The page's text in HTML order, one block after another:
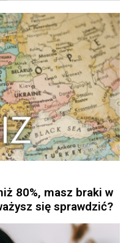
80%, masz braki w
się sprawdzić?